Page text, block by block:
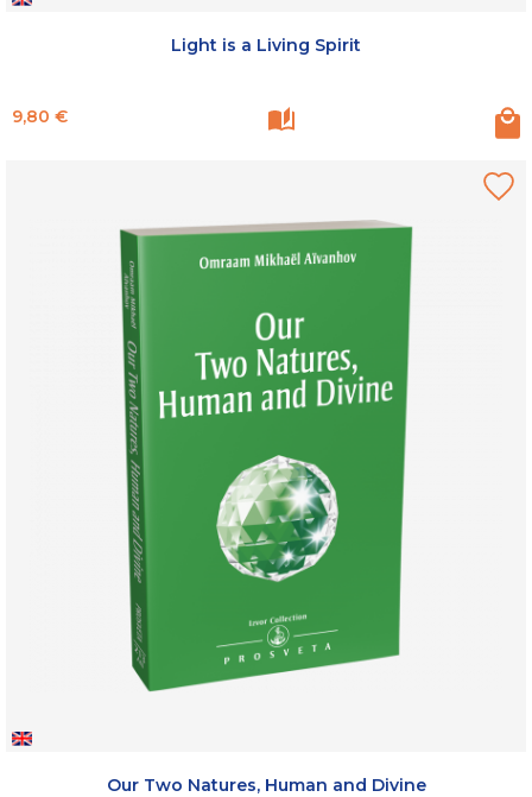
Light is a Living Spirit
Prix
9,80 €
Our Two Natures, Human and Divine